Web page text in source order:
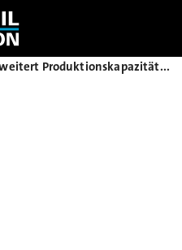
Skoda erweitert Produktionskapazität in Kvasiny auf 280.000 Autos jährlich